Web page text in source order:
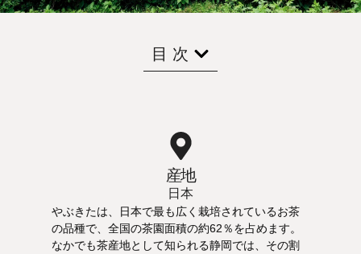
目次
産地
日本
やぶきたは、日本で最も広く栽培されているお茶
の品種で、全国の茶園面積の約62％を占めます。
なかでも茶産地として知られる静岡では、その割